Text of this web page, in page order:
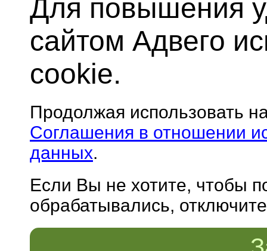
Для повышения
сайтом Адвего
cookie.
Продолжая использовать
Соглашения в отношении
данных.
Если Вы не хотите, чтобы
обрабатывались,